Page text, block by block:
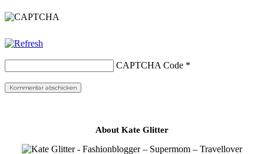
CAPTCHA Code *
About Kate Glitter